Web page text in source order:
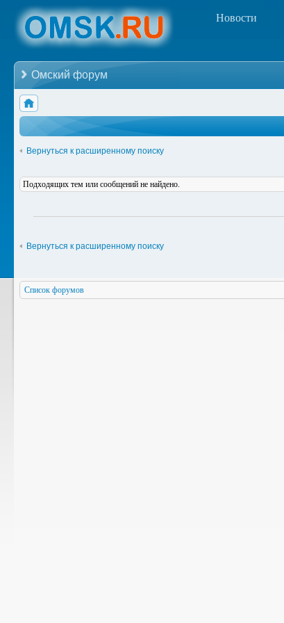
Новости
Омский форум
Вернуться к расширенному поиску
Подходящих тем или сообщений не найдено.
Вернуться к расширенному поиску
Список форумов